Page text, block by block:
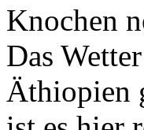
Knochen
Das
Äthiopien